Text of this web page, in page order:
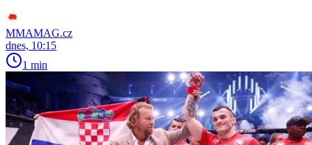
MMAMAG.cz
dnes, 10:15
1 min